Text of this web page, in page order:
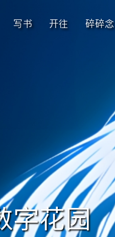
写书 开往 碎碎念
字花园